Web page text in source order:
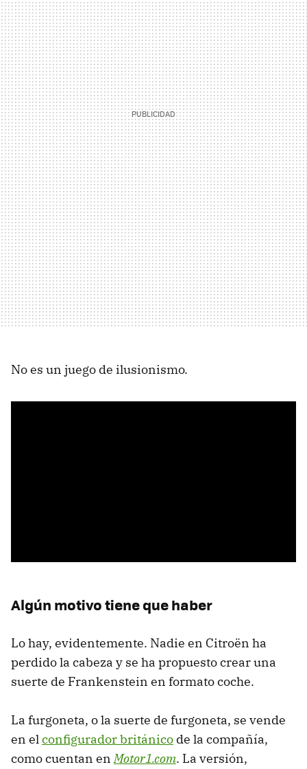
No es un juego de ilusionismo.
Algún motivo tiene que haber
Lo hay, evidentemente. Nadie en Citroën ha
perdido la cabeza y se ha propuesto crear una
suerte de Frankenstein en formato coche.
La furgoneta, o la suerte de furgoneta, se vende
en elconfigurador británico de la compañía,
como cuentan enMotor1.com. La versión,